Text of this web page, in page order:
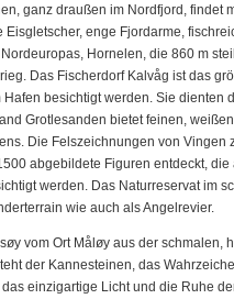
ganz draußen im Nordfjord, findet
enge Fjordarme,
Hornelen, die 860 m
Das Fischerdorf Kalvåg ist das
besichtigt werden. Sie
Grotlesanden bietet feinen,
Die Felszeichnungen von
abgebildete Figuren entdeckt,
werden. Das Naturreservat im
wie auch als Angelrevier.
vom Ort Måløy aus der schmalen,
der Kannesteinen, das
einzigartige Licht und die Ruhe